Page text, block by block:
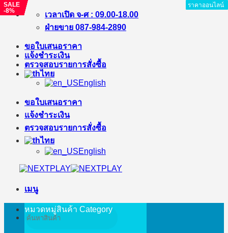
ข้าม
เนื้อหา
เวลาเปิด จ-ศ : 09.00-18.00
ฝ่ายขาย 087-984-2890
ขอใบเสนอราคา
แจ้งชำระเงิน
ตรวจสอบรายการสั่งซื้อ
ไทย
English
ขอใบเสนอราคา
แจ้งชำระเงิน
ตรวจสอบรายการสั่งซื้อ
ไทย
English
เมนู
ค้นหา:
หมวดหมู่สินค้า Category
ราคาออนไลน์
SALE
-8%
ราคาออนไลน์
ราคาออนไลน์
SALE
-16%
ราคาออนไลน์
ราคาออนไลน์
SALE
-10%
ราคาออนไลน์
SALE
-%
ราคาออนไลน์
SALE
-9%
ราคาออนไลน์
ราคาออนไลน์